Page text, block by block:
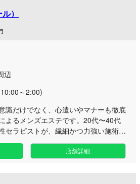
ョンを、ぜひ心ゆくまでご堪能くださ
）
辺
～2:00)
識だけでなく、心遣いやマナーも徹底
よるメンズエステです。20代〜40代
セラピストが、繊細かつ力強い施術で
と導きます。 ベタつきがなく肌なじ
のオイルを贅沢に使用し、全身をゆっ
店舗詳細